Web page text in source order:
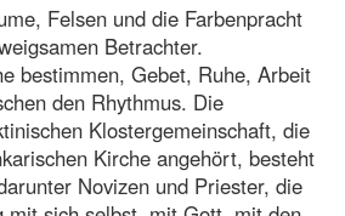
Felsen und die Farbenpracht
Betrachter.
bestimmen, Gebet, Ruhe, Arbeit
den Rhythmus. Die
Klostergemeinschaft, die
Kirche angehört, besteht
Novizen und Priester, die